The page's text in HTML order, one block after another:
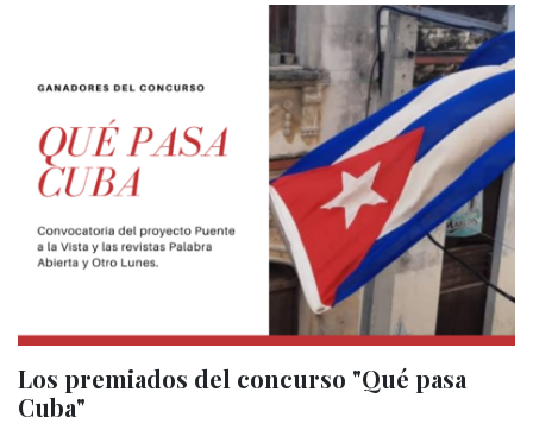
Los premiados del concurso "Qué pasa
Cuba"